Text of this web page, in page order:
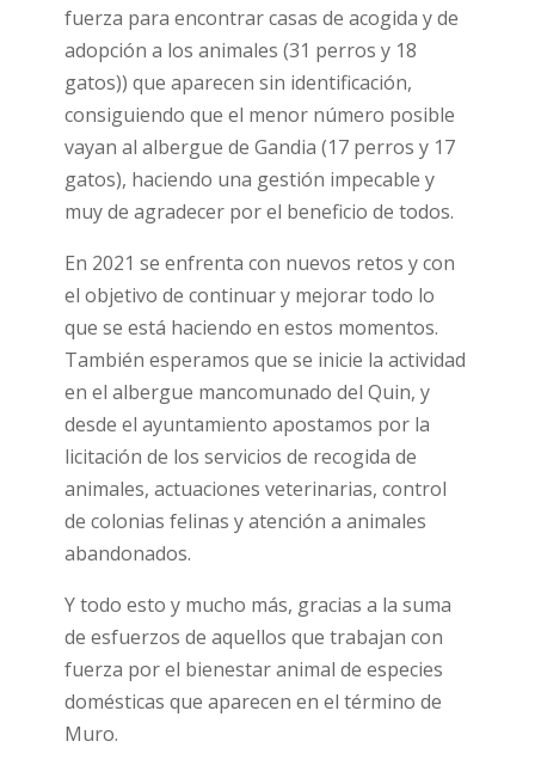
fuerza para encontrar casas de acogida y de
adopción a los animales (31 perros y 18
gatos)) que aparecen sin identificación,
consiguiendo que el menor número posible
vayan al albergue de Gandia (17 perros y 17
gatos), haciendo una gestión impecable y
muy de agradecer por el beneficio de todos.
En 2021 se enfrenta con nuevos retos y con
el objetivo de continuar y mejorar todo lo
que se está haciendo en estos momentos.
También esperamos que se inicie la actividad
en el albergue mancomunado del Quin, y
desde el ayuntamiento apostamos por la
licitación de los servicios de recogida de
animales, actuaciones veterinarias, control
de colonias felinas y atención a animales
abandonados.
Y todo esto y mucho más, gracias a la suma
de esfuerzos de aquellos que trabajan con
fuerza por el bienestar animal de especies
domésticas que aparecen en el término de
Muro.